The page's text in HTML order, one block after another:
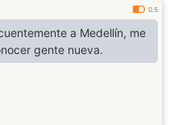
is just looking for
to enjoy life with and have
time. I love to dance
Miami lounges.
0.5
a Medellín, me
gente nueva.